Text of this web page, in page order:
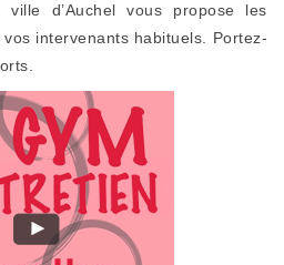
d’Auchel vous propose les
intervenants habituels. Portez-